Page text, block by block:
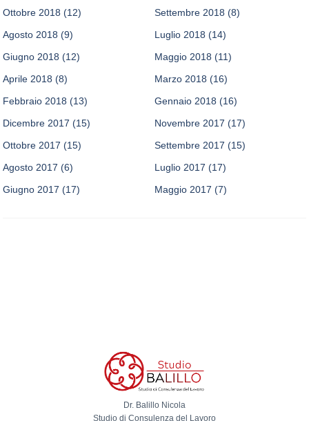
Ottobre 2018 (12) Settembre 2018 (8)
Agosto 2018 (9) Luglio 2018 (14)
Giugno 2018 (12) Maggio 2018 (11)
Aprile 2018 (8) Marzo 2018 (16)
Febbraio 2018 (13) Gennaio 2018 (16)
Dicembre 2017 (15) Novembre 2017 (17)
Ottobre 2017 (15) Settembre 2017 (15)
Agosto 2017 (6) Luglio 2017 (17)
Giugno 2017 (17) Maggio 2017 (7)
Dr. Balillo Nicola
Studio di Consulenza del Lavoro